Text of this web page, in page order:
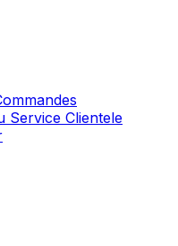
Service Clientele